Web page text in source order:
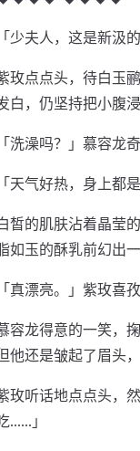
「少夫人，这是新汲
玫点点头，待白玉
白，仍坚持把小腹
「洗澡吗？」慕容龙
「天气好热，身上都
皙的肌肤沾着晶莹
如玉的酥乳前幻出
「真漂亮。」紫玫喜
容龙得意的一笑，
他还是皱起了眉头
玫听话地点点头，
……」